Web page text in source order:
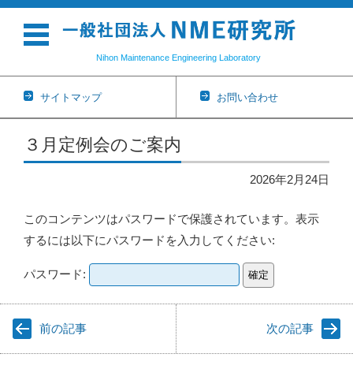
Nihon Maintenance Engineering Laboratory
サイトマップ お問い合わせ
コンテンツに移動
３月定例会のご案内
2026年2月24日
このコンテンツはパスワードで保護されています。表示
するには以下にパスワードを入力してください:
パスワード:
前の記事 次の記事